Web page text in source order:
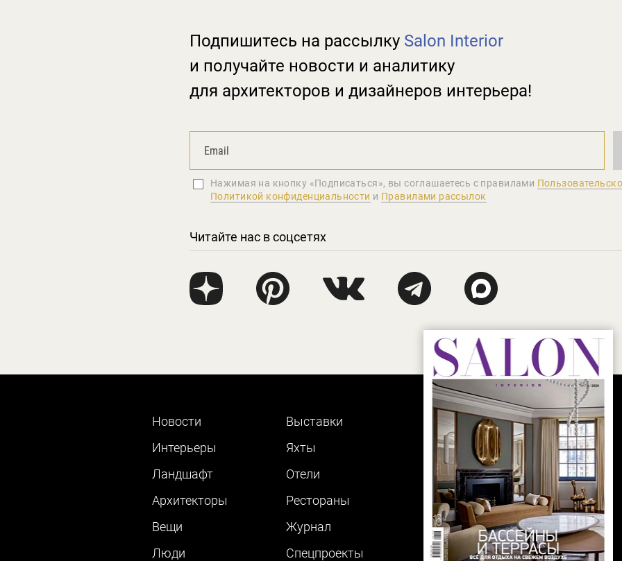
Подпишитесь на рассылку Salon Interior
и получайте новости и аналитику
для архитекторов и дизайнеров интерьера!
Нажимая на кнопку «Подписаться», вы соглашаетеcь с правилами
Политикой конфиденциальности и Правилами рассылок
Читайте нас в соцсетях
Новости
Интерьеры
Ландшафт
Архитекторы
Вещи
Люди
Выставки
Яхты
Отели
Рестораны
Журнал
Cпецпроекты